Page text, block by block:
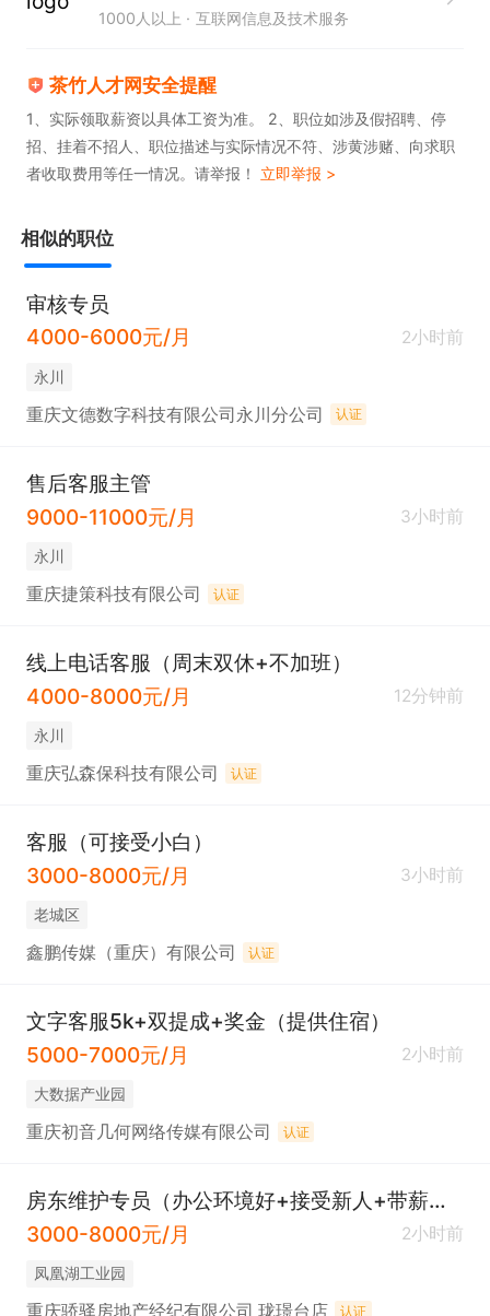
2.综合薪资：3k-5k
有经验可全职
1000人以上 互联网信息及技术服务
茶竹人才网安全提醒
1、实际领取薪资以具体工资为准。 2、职位如涉及假招聘、停
招、挂着不招人、职位描述与实际情况不符、涉黄涉赌、向求职
者收取费用等任一情况。请举报！ 立即举报 >
相似的职位
审核专员
4000-6000元/月
2小时前
永川
重庆文德数字科技有限公司永川分公司 认证
售后客服主管
9000-11000元/月
3小时前
永川
重庆捷策科技有限公司 认证
线上电话客服（周末双休+不加班）
4000-8000元/月
12分钟前
永川
重庆弘森保科技有限公司 认证
客服（可接受小白）
3000-8000元/月
3小时前
老城区
鑫鹏传媒（重庆）有限公司 认证
文字客服5k+双提成+奖金（提供住宿）
5000-7000元/月
2小时前
大数据产业园
重庆初音几何网络传媒有限公司 认证
房东维护专员（办公环境好+接受新人+带薪学习+五险 ）
3000-8000元/月
2小时前
凤凰湖工业园
重庆骄驿房地产经纪有限公司 珑璟台店 认证